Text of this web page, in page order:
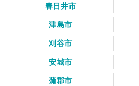
春日井市
津島市
刈谷市
安城市
蒲郡市